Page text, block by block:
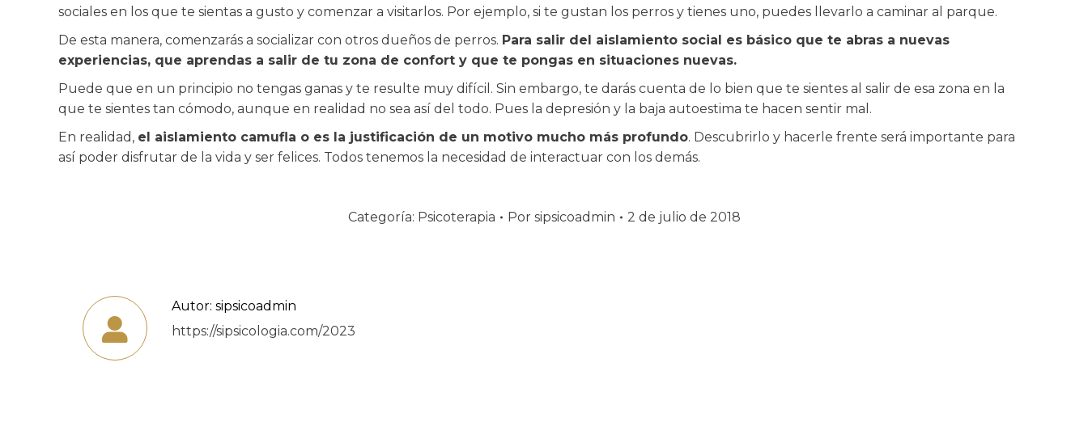
sociales en los que te sientas a gusto y comenzar a visitarlos. Por ejemplo, si te gustan los perros y tienes uno, puedes llevarlo a caminar al parque.
De esta manera, comenzarás a socializar con otros dueños de perros. Para salir del aislamiento social es básico que te abras a nuevas
experiencias, que aprendas a salir de tu zona de confort y que te pongas en situaciones nuevas.
Puede que en un principio no tengas ganas y te resulte muy difícil. Sin embargo, te darás cuenta de lo bien que te sientes al salir de esa zona en la
que te sientes tan cómodo, aunque en realidad no sea así del todo. Pues la depresión y la baja autoestima te hacen sentir mal.
En realidad, el aislamiento camufla o es la justificación de un motivo mucho más profundo. Descubrirlo y hacerle frente será importante para
así poder disfrutar de la vida y ser felices. Todos tenemos la necesidad de interactuar con los demás.
Categoría: Psicoterapia Por sipsicoadmin 2 de julio de 2018
Autor: sipsicoadmin
https://sipsicologia.com/2023